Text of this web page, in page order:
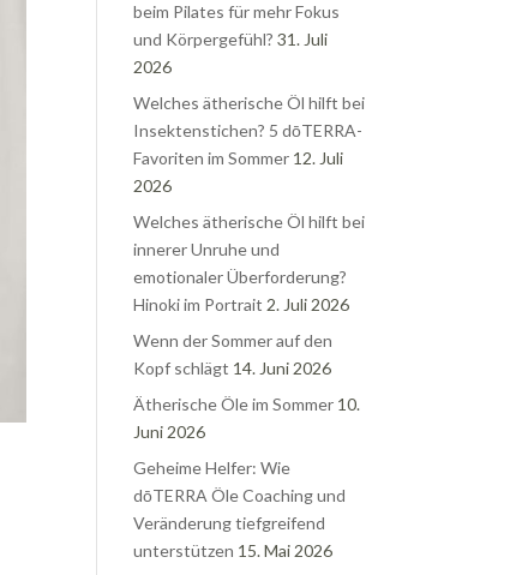
beim Pilates für mehr Fokus
und Körpergefühl? 31. Juli
2026
Welches ätherische Öl hilft bei
Insektenstichen? 5 dōTERRA-
Favoriten im Sommer 12. Juli
2026
Welches ätherische Öl hilft bei
innerer Unruhe und
emotionaler Überforderung?
Hinoki im Portrait 2. Juli 2026
Wenn der Sommer auf den
Kopf schlägt 14. Juni 2026
Ätherische Öle im Sommer 10.
Juni 2026
Geheime Helfer: Wie
dōTERRA Öle Coaching und
Veränderung tiefgreifend
unterstützen 15. Mai 2026